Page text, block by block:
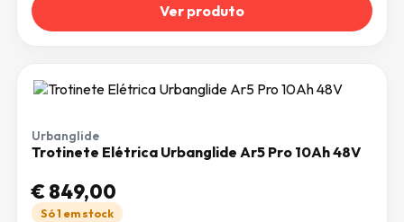
Ver produto
Urbanglide
Trotinete Elétrica Urbanglide Ar5 Pro 10Ah 48V
€849,00
Só 1 em stock